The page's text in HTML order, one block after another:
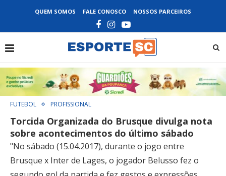
QUEM SOMOS FALE CONOSCO NOSSOS PARCEIROS
FUTEBOL PROFISSIONAL
Torcida Organizada do Brusque divulga nota
sobre acontecimentos do último sábado
"No sábado (15.04.2017), durante o jogo entre
Brusque x Inter de Lages, o jogador Belusso fez o